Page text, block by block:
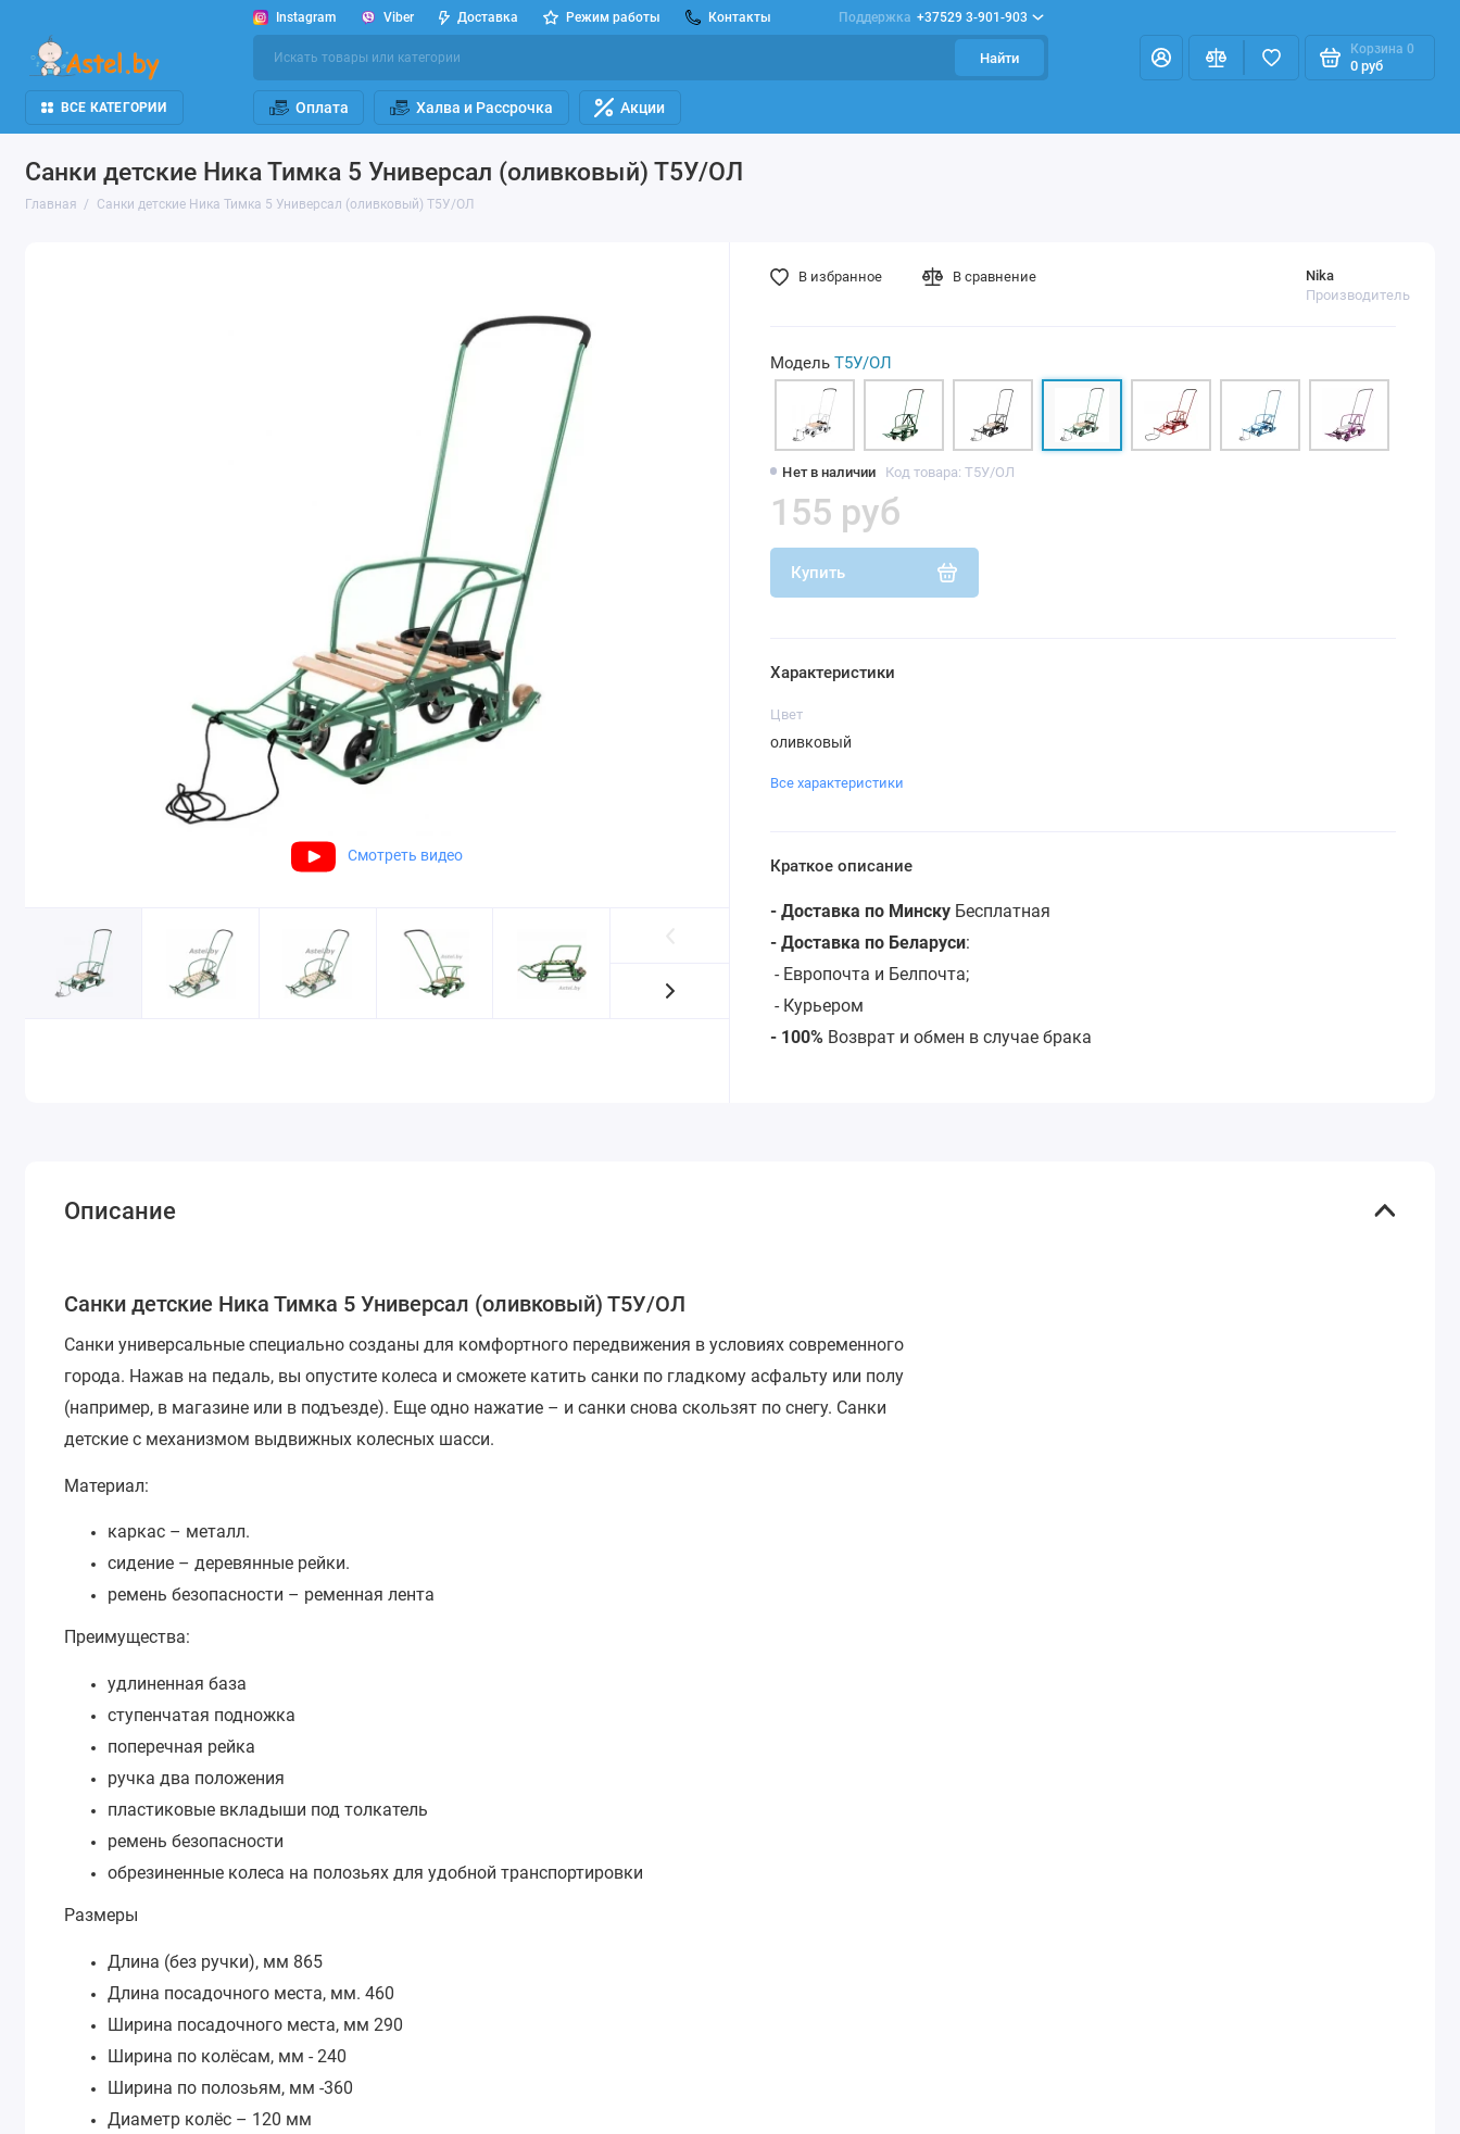
Instagram Viber Доставка Режим работы Контакты Поддержка +37529 3-901-903
Найти
Корзина 0
0 руб
ВСЕ КАТЕГОРИИ Оплата Халва и Рассрочка Акции
Санки детские Ника Тимка 5 Универсал (оливковый) Т5У/ОЛ
Главная Санки детские Ника Тимка 5 Универсал (оливковый) Т5У/ОЛ
Смотреть видео
Нет в наличии Код товара: Т5У/ОЛ
Nika
Производитель
155 руб
Купить
В избранное В сравнение
Модель Т5У/ОЛ
Характеристики
Цвет
оливковый
Все характеристики
Краткое описание
- Доставка по МинскуБесплатная
- Доставка по Беларуси:
- Европочта и Белпочта;
- Курьером
- 100% Возврат и обмен в случае брака
Описание
Санки детские Ника Тимка 5 Универсал (оливковый) Т5У/ОЛ
Санки универсальные специально созданы для комфортного передвижения в условиях современного
города. Нажав на педаль, вы опустите колеса и сможете катить санки по гладкому асфальту или полу
(например, в магазине или в подъезде). Еще одно нажатие – и санки снова скользят по снегу. Санки
детские с механизмом выдвижных колесных шасси.
Материал:
каркас – металл.
сидение – деревянные рейки.
ремень безопасности – ременная лента
Преимущества:
удлиненная база
ступенчатая подножка
поперечная рейка
ручка два положения
пластиковые вкладыши под толкатель
ремень безопасности
обрезиненные колеса на полозьях для удобной транспортировки
Размеры
Длина (без ручки), мм 865
Длина посадочного места, мм. 460
Ширина посадочного места, мм 290
Ширина по колёсам, мм - 240
Ширина по полозьям, мм -360
Диаметр колёс – 120 мм